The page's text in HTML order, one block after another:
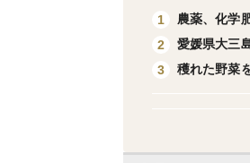
1
農薬、化学
2
愛媛県大三
3
穫れた野菜